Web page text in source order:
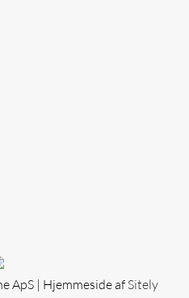
ApS | Hjemmeside af Sitely